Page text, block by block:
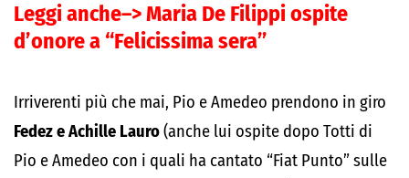
Leggi anche–>Maria De Filippi ospite
d’onore a “Felicissima sera”
Irriverenti più che mai, Pio e Amedeo prendono in giro
Fedez e Achille Lauro(anche lui ospite dopo Totti di
Pio e Amedeo con i quali ha cantato “Fiat Punto” sulle